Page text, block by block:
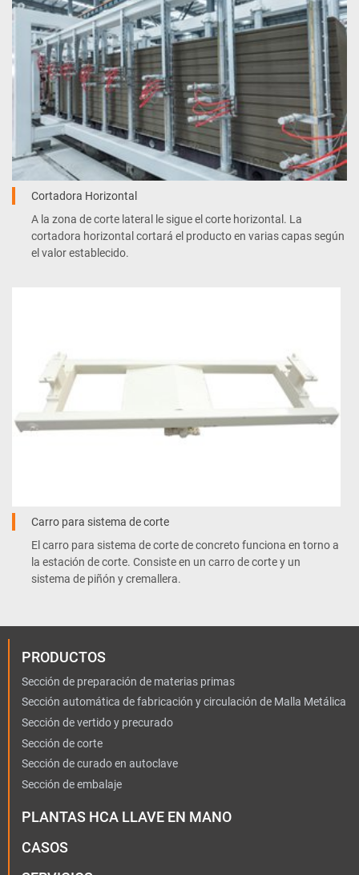
Cortadora Horizontal
A la zona de corte lateral le sigue el corte horizontal. La
cortadora horizontal cortará el producto en varias capas según
el valor establecido.
Carro para sistema de corte
El carro para sistema de corte de concreto funciona en torno a
la estación de corte. Consiste en un carro de corte y un
sistema de piñón y cremallera.
PRODUCTOS
Sección de preparación de materias primas
Sección automática de fabricación y circulación de Malla Metálica
Sección de vertido y precurado
Sección de corte
Sección de curado en autoclave
Sección de embalaje
PLANTAS HCA LLAVE EN MANO
CASOS